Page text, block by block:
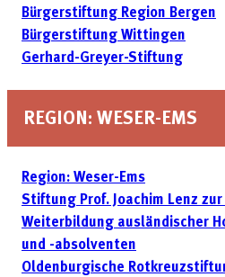
Bürgerstiftung Region Bergen
Bürgerstiftung Wittingen
Gerhard-Greyer-Stiftung
REGION: WESER-EMS
Region: Weser-Ems
Stiftung Prof. Joachim Lenz
Weiter­bildung ausländischer
und -absolventen
Oldenburgische